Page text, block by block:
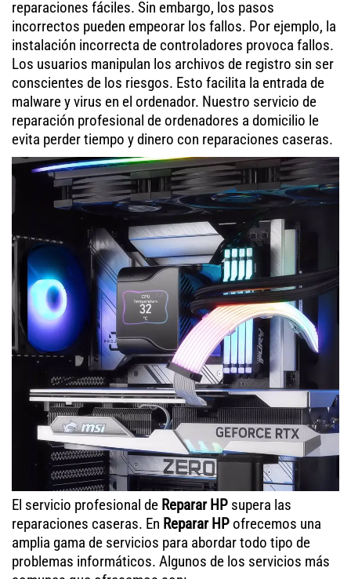
reparaciones fáciles. Sin embargo, los pasos
incorrectos pueden empeorar los fallos. Por ejemplo, la
instalación incorrecta de controladores provoca fallos.
Los usuarios manipulan los archivos de registro sin ser
conscientes de los riesgos. Esto facilita la entrada de
malware y virus en el ordenador. Nuestro servicio de
reparación profesional de ordenadores a domicilio le
evita perder tiempo y dinero con reparaciones caseras.
El servicio profesional de Reparar HP supera las
reparaciones caseras. En Reparar HPofrecemos una
amplia gama de servicios para abordar todo tipo de
problemas informáticos. Algunos de los servicios más